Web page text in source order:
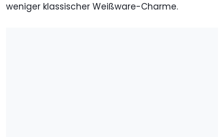
weniger klassischer Weißware-Charme.